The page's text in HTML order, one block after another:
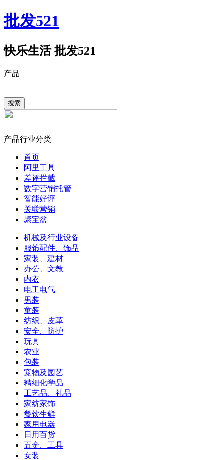
批发521
快乐生活 批发521
产品
搜索
产品行业分类
首页
阿里工具
差评拦截
数字营销托管
智能好评
关联营销
聚宝盆
机械及行业设备
服饰配件、饰品
家装、建材
办公、文教
内衣
电工电气
男装
童装
纺织、皮革
安全、防护
玩具
农业
包装
宠物及园艺
精细化学品
工艺品、礼品
家纺家饰
餐饮生鲜
家用电器
日用百货
五金、工具
女装